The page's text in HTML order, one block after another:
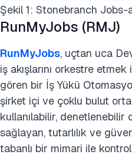
Şekil 1: Stonebranch
RunMyJobs (RMJ)
RunMyJobs, uçtan uca
iş akışlarını orkestre
gören bir İş Yükü
şirket içi ve çoklu bulut
kullanılabilir, denetlenebilir
sağlayan, tutarlılık ve
tabanlı bir mimari ile